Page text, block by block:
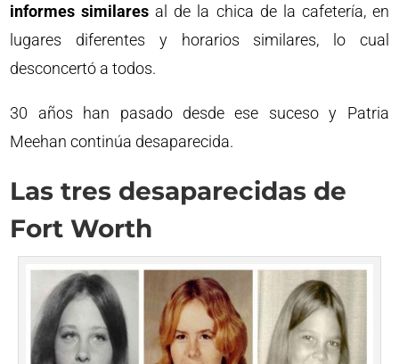
informes similares al de la chica de la cafetería, en
lugares diferentes y horarios similares, lo cual
desconcertó a todos.
30 años han pasado desde ese suceso y Patria
Meehan continúa desaparecida.
Las tres desaparecidas de
Fort Worth